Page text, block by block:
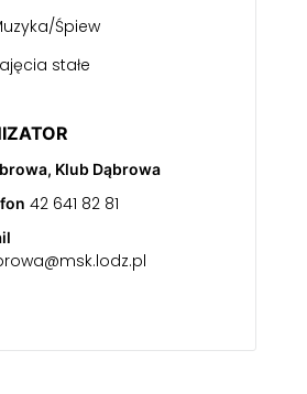
Śpiew
stałe
Klub Dąbrowa
42 641 82 81